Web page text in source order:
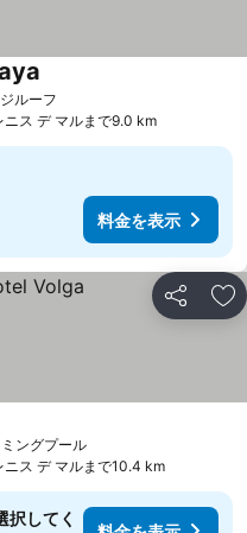
ルーフ
ニス デ マルまで9.0 km
料金を表示
シェア お
ングプール料金を表示
ニス デ マルまで10.4 km
択してく